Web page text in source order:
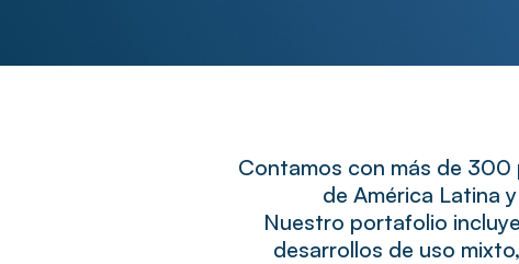
Contamos con más de 300
de América Latina
Nuestro portafolio
desarrollos de uso